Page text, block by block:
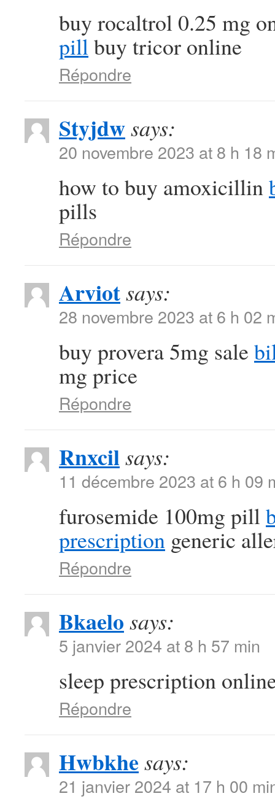
buy rocaltrol 0.25 mg
pillbuy tricor online
Répondre
Styjdwsays:
20 novembre 2023 at 8 h 18
how to buy amoxicillin
pills
Répondre
Arviotsays:
28 novembre 2023 at 6 h 02
buy provera 5mg sale
mg price
Répondre
Rnxcilsays:
11 décembre 2023 at 6 h 09
furosemide 100mg pill
prescription generic
Répondre
Bkaelo says:
5 janvier 2024 at 8 h 57 min
sleep prescription
Répondre
Hwbkhe says:
21 janvier 2024 at 17 h 00